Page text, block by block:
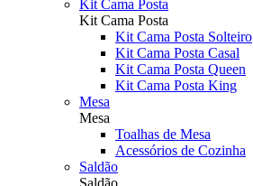
Kit Cama Posta
Kit Cama Posta
Kit Cama Posta Solteiro
Kit Cama Posta Casal
Kit Cama Posta Queen
Kit Cama Posta King
Mesa
Mesa
Toalhas de Mesa
Acessórios de Cozinha
Saldão
Saldão